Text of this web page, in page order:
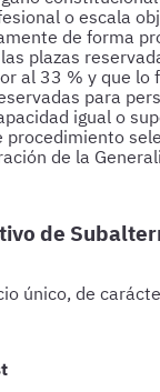
o escala
de forma
plazas
al 33 % y que
para
igual o
de la
de
único, de